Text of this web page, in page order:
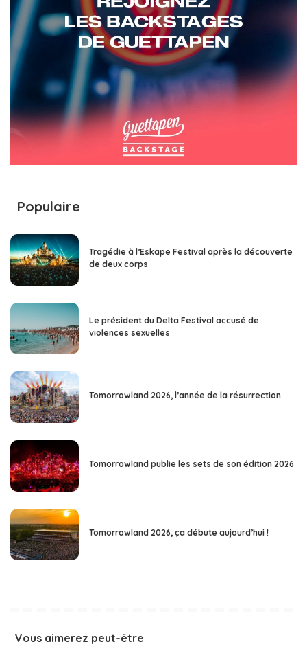
Populaire
Tragédie à l’Eskape Festival après la découverte
de deux corps
Le président du Delta Festival accusé de
violences sexuelles
Tomorrowland 2026, l’année de la résurrection
Tomorrowland publie les sets de son édition 2026
Tomorrowland 2026, ça débute aujourd’hui !
Vous aimerez peut-être